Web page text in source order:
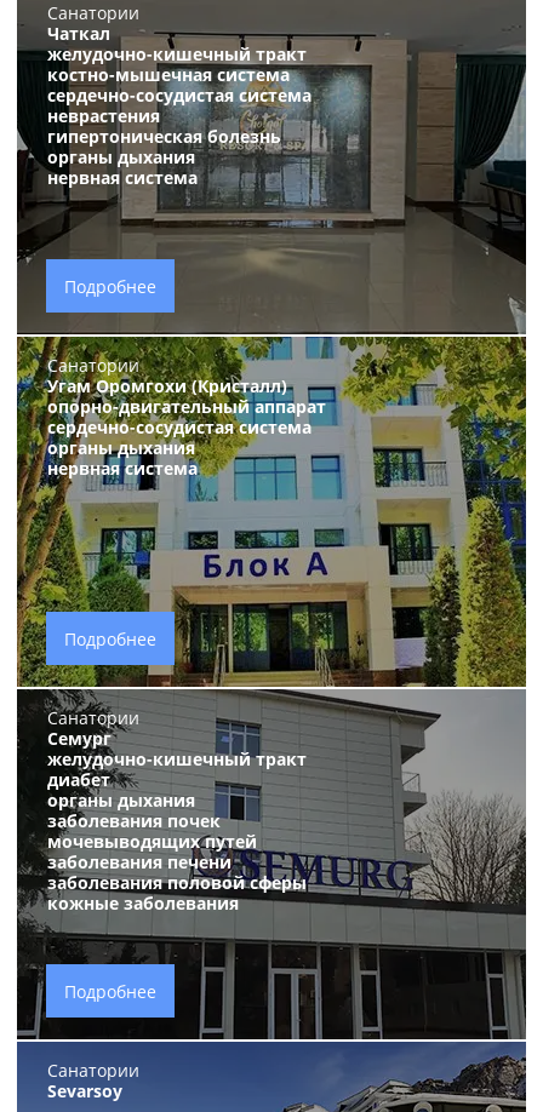
Санатории
Чаткал
желудочно-кишечный тракт
костно-мышечная система
сердечно-сосудистая система
неврастения
гипертоническая болезнь
органы дыхания
нервная система
Подробнее
Санатории
Угам Оромгохи (Кристалл)
опорно-двигательный аппарат
сердечно-сосудистая система
органы дыхания
нервная система
Подробнее
Санатории
Семург
желудочно-кишечный тракт
диабет
органы дыхания
заболевания почек
мочевыводящих путей
заболевания печени
заболевания половой сферы
кожные заболевания
Подробнее
Санатории
Sevarsoy